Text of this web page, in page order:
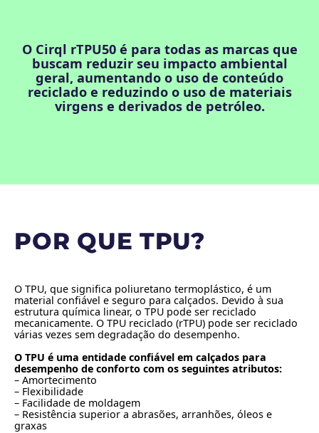
O Cirql rTPU50 é para todas as marcas que
buscam reduzir seu impacto ambiental
geral, aumentando o uso de conteúdo
reciclado e reduzindo o uso de materiais
virgens e derivados de petróleo.
POR QUE TPU?
O TPU, que significa poliuretano termoplástico, é um
material confiável e seguro para calçados. Devido à sua
estrutura química linear, o TPU pode ser reciclado
mecanicamente. O TPU reciclado (rTPU) pode ser reciclado
várias vezes sem degradação do desempenho.
O TPU é uma entidade confiável em calçados para
desempenho de conforto com os seguintes atributos:
– Amortecimento
– Flexibilidade
– Facilidade de moldagem
– Resistência superior a abrasões, arranhões, óleos e
graxas